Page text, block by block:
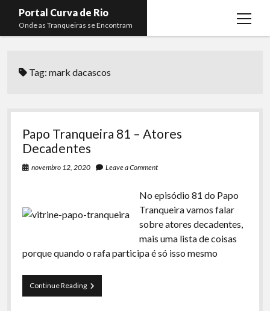
Portal Curva de Rio
Onde as Tranqueiras se Encontram
open
menu
Curva de Rio
Komos
La Siesta Podcast
Rachão na Beira do RIo
Papo Tranqueira
A Ripa É a Lei
Especiais
Membros
Lucas Oliveira
Kaique Xavier
Rafael Almeida
Tag:mark dacascos
Papo Tranqueira 81 – Atores
Decadentes
novembro 12, 2020 Leave a Comment
No episódio 81 do Papo
Tranqueira vamos falar
sobre atores decadentes,
mais uma lista de coisas
porque quando o rafa participa é só isso mesmo
Continue ReadingPapo
Tranqueira